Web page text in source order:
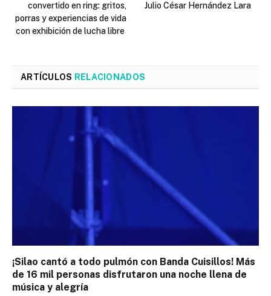
convertido en ring: gritos,
porras y experiencias de vida
con exhibición de lucha libre
Julio César Hernández Lara
ARTÍCULOS RELACIONADOS
¡Silao cantó a todo pulmón con Banda Cuisillos! Más
de 16 mil personas disfrutaron una noche llena de
música y alegría